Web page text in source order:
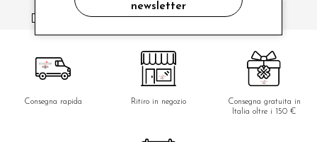
ho letto ed accettato le condizioni sulla privacy.
Consegna rapida Ritiro in negozio
Consegna gratuita in
Italia oltre i 150 €
newsletter